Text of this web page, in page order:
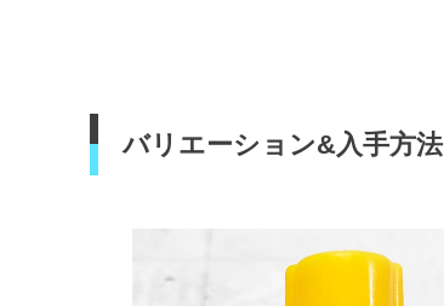
バリエーション&入手方法